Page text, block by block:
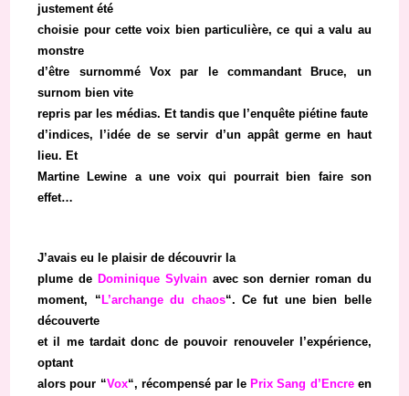
justement été
choisie pour cette voix bien particulière, ce qui a valu au
monstre
d’être surnommé Vox par le commandant Bruce, un
surnom bien vite
repris par les médias. Et tandis que l’enquête piétine faute
d’indices, l’idée de se servir d’un appât germe en haut
lieu. Et
Martine Lewine a une voix qui pourrait bien faire son
effet…
J’avais eu le plaisir de découvrir la
plume de Dominique Sylvainavec son dernier roman du
moment, “ L’archange du chaos“. Ce fut une bien belle
découverte
et il me tardait donc de pouvoir renouveler l’expérience,
optant
alors pour “Vox“, récompensé par le Prix Sang d’Encreen